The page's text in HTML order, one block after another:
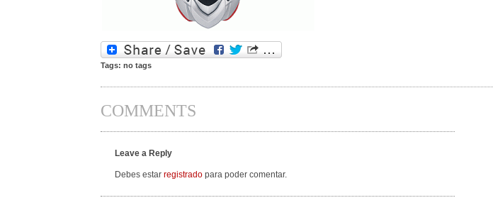
Tags: no tags
COMMENTS
Leave a Reply
Debes estar registrado para poder comentar.